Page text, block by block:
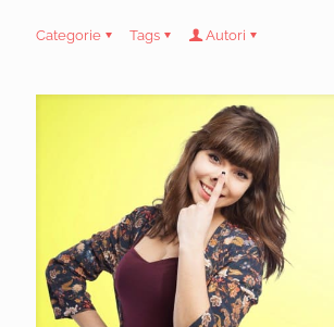
Categorie Tags Autori